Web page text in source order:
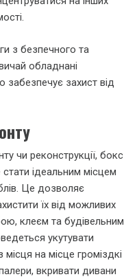
з безпечного та
обладнані
захист від
чи реконструкції, бокс
ідеальним місцем
Це дозволяє
їх від можливих
клеєм та будівельним
укутувати
на місце громіздкі
вкривати дивани